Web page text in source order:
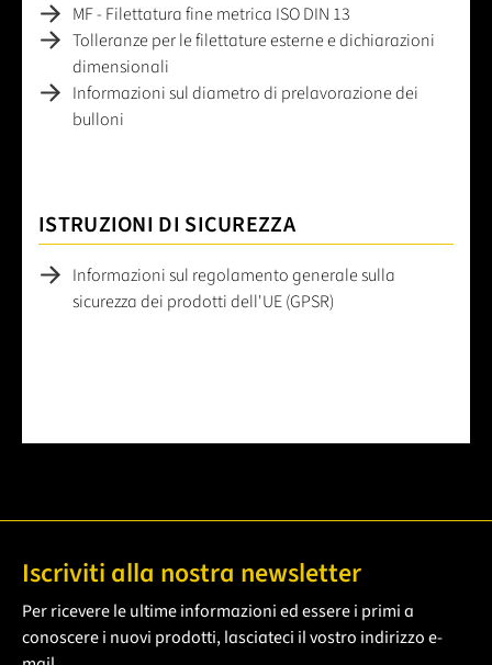
MF - Filettatura fine metrica ISO DIN 13
Tolleranze per le filettature esterne e dichiarazioni
dimensionali
Informazioni sul diametro di prelavorazione dei
bulloni
ISTRUZIONI DI SICUREZZA
Informazioni sul regolamento generale sulla
sicurezza dei prodotti dell'UE (GPSR)
Iscriviti alla nostra newsletter
Per ricevere le ultime informazioni ed essere i primi a
conoscere i nuovi prodotti, lasciateci il vostro indirizzo e-